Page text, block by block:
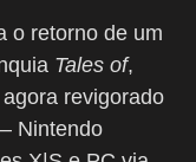
o retorno de um
Tales of,
revigorado
Nintendo